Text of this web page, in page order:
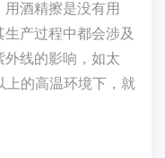
酒精擦是没有用
产过程中都会涉及
线的影响，如太
的高温环境下，就